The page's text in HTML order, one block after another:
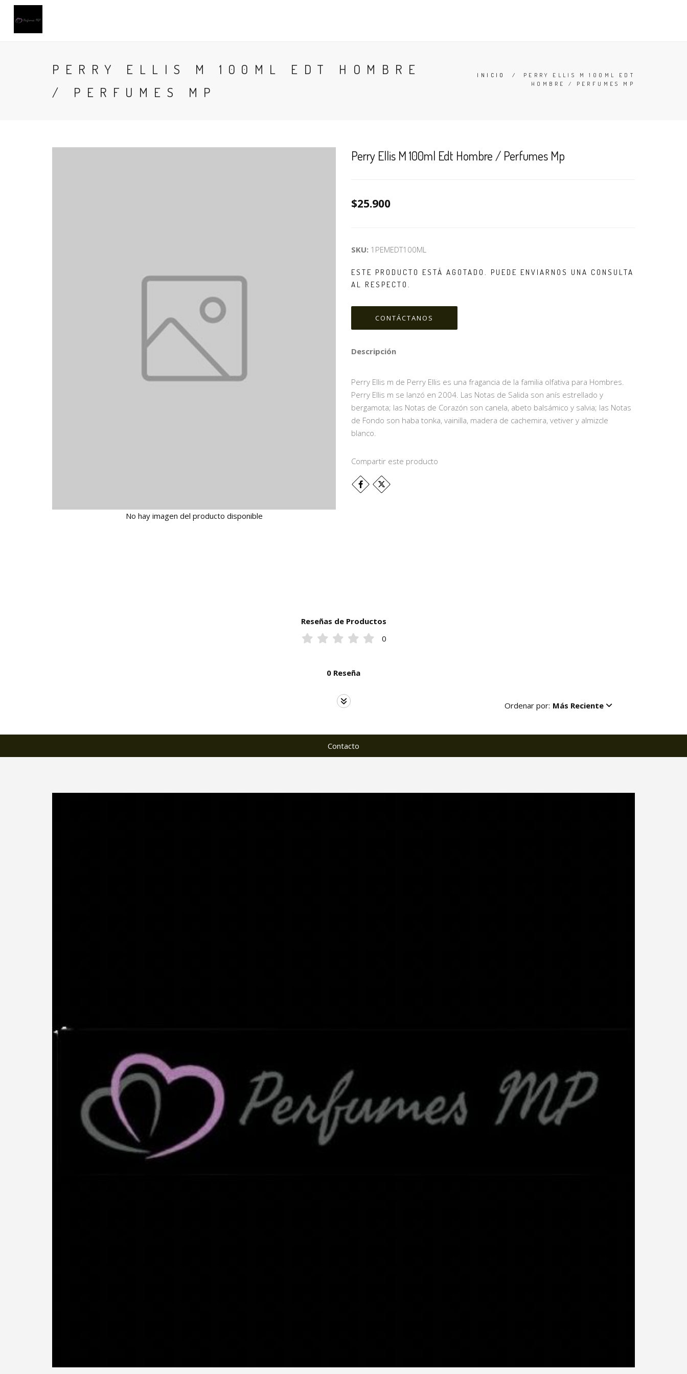
PERRY ELLIS M 100ML EDT HOMBRE
/ PERFUMES MP
INICIO / PERRY ELLIS M 100ML EDT
HOMBRE / PERFUMES MP
No hay imagen del producto disponible
Perry Ellis M 100ml Edt Hombre / Perfumes Mp
$25.900
SKU: 1PEMEDT100ML
ESTE PRODUCTO ESTÁ AGOTADO. PUEDE ENVIARNOS UNA CONSULTA
AL RESPECTO.
CONTÁCTANOS
Descripción
Perry Ellis m de Perry Ellis es una fragancia de la familia olfativa para Hombres.
Perry Ellis m se lanzó en 2004. Las Notas de Salida son anís estrellado y
bergamota; las Notas de Corazón son canela, abeto balsámico y salvia; las Notas
de Fondo son haba tonka, vainilla, madera de cachemira, vetiver y almizcle
blanco.
Compartir este producto
Reseñas de Productos
0
0 Reseña
Ordenar por: Más Reciente
Contacto